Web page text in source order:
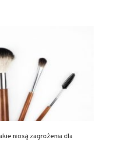
niosą zagrożenia dla